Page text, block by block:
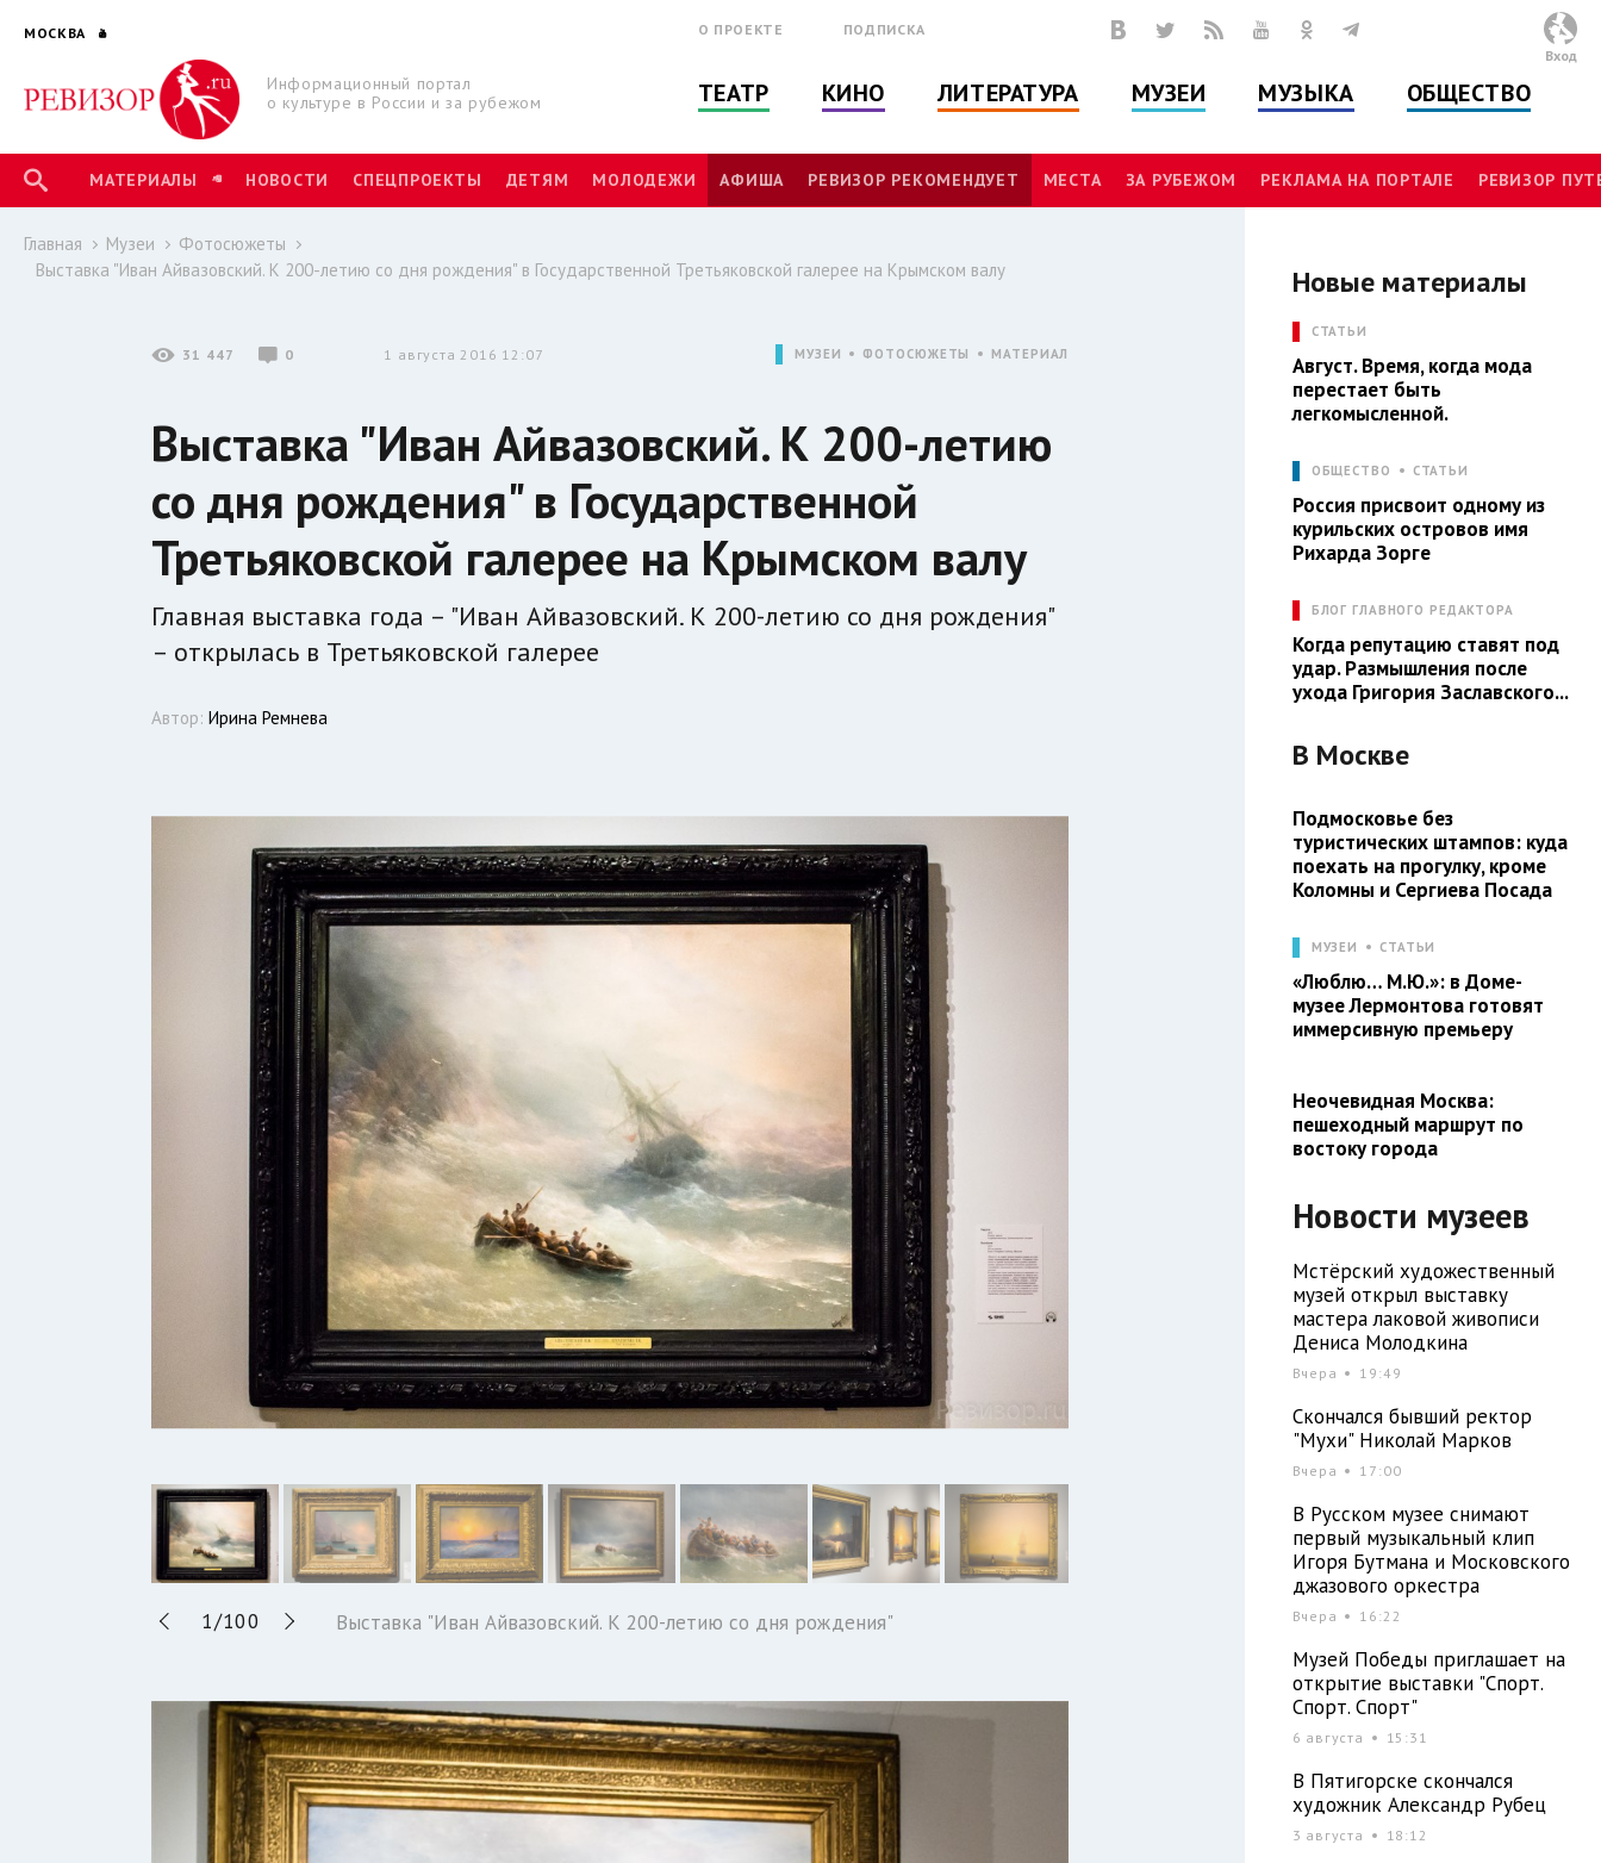
МОСКВА
Информационный портал
о культуре в России и за рубежом
О ПРОЕКТЕ ПОДПИСКА
ТЕАТР КИНО ЛИТЕРАТУРА МУЗЕИ МУЗЫКА ОБЩЕСТВО
Вход
МАТЕРИАЛЫ НОВОСТИ СПЕЦПРОЕКТЫ ДЕТЯМ МОЛОДЕЖИ АФИША РЕВИЗОР РЕКОМЕНДУЕТ МЕСТА ЗА РУБЕЖОМ РЕКЛАМА НА ПОРТАЛЕ РЕВИЗОР
Главная Музеи
Фотосюжеты
Выставка "Иван Айвазовский. К 200-летию со дня рождения" в Государственной Третьяковской галерее на Крымском валу
31 447 0 1 августа 2016 12:07 МУЗЕИ ФОТОСЮЖЕТЫ МАТЕРИАЛ
Выставка "Иван Айвазовский. К 200-летию
со дня рождения" в Государственной
Третьяковской галерее на Крымском валу
Главная выставка года – "Иван Айвазовский. К 200-летию со дня рождения"
– открылась в Третьяковской галерее
Автор:Ирина Ремнева
1/100 Выставка "Иван Айвазовский. К 200-летию со дня рождения"
Новые материалы
СТАТЬИ
Август. Время, когда мода
перестает быть
легкомысленной.
ОБЩЕСТВО СТАТЬИ
Россия присвоит одному из
курильских островов имя
Рихарда Зорге
БЛОГ ГЛАВНОГО РЕДАКТОРА
Когда репутацию ставят под
удар. Размышления после
ухода Григория Заславского...
В Москве
Подмосковье без
туристических штампов: куда
поехать на прогулку, кроме
Коломны и Сергиева Посада
МУЗЕИ СТАТЬИ
«Люблю… М.Ю.»: в Доме-
музее Лермонтова готовят
иммерсивную премьеру
Неочевидная Москва:
пешеходный маршрут по
востоку города
Новости музеев
Мстёрский художественный
музей открыл выставку
мастера лаковой живописи
Дениса Молодкина
Вчера 19:49
Скончался бывший ректор
"Мухи" Николай Марков
Вчера 17:00
В Русском музее снимают
первый музыкальный клип
Игоря Бутмана и Московского
джазового оркестра
Вчера 16:22
Музей Победы приглашает на
открытие выставки "Спорт.
Спорт. Спорт"
6 августа 15:31
В Пятигорске скончался
художник Александр Рубец
3 августа 18:12